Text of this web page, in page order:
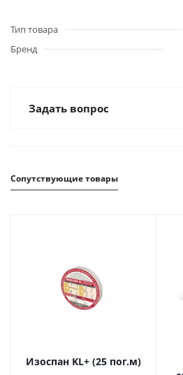
Тип товара
Бренд
Задать вопрос
Сопутствующие товары
Изоспан KL+ (25 пог.м)